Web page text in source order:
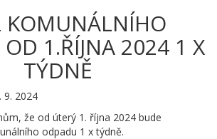
KOMUNÁLNÍHO
1.ŘÍJNA 2024 1 X
TÝDNĚ
9. 2024
že od úterý 1. října 2024 bude
odpadu 1 x týdně.